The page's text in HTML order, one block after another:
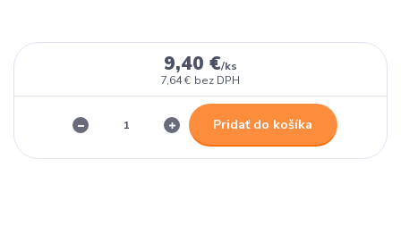
9,40 €/ks
7,64 € bez DPH
Pridať do košíka